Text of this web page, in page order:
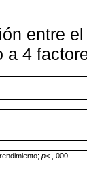
entre
a 4
p< , 000